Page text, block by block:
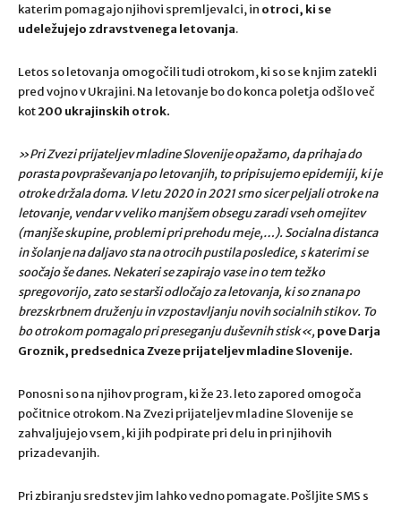
katerim pomagajo njihovi spremljevalci, in otroci, ki se
udeležujejo zdravstvenega letovanja.
Letos so letovanja omogočili tudi otrokom, ki so se k njim zatekli
pred vojno v Ukrajini. Na letovanje bo do konca poletja odšlo več
kot200 ukrajinskih otrok.
»Pri Zvezi prijateljev mladine Slovenije opažamo, da prihaja do
porasta povpraševanja po letovanjih, to pripisujemo epidemiji, ki je
otroke držala doma. V letu 2020 in 2021 smo sicer peljali otroke na
letovanje, vendar v veliko manjšem obsegu zaradi vseh omejitev
(manjše skupine, problemi pri prehodu meje,…). Socialna distanca
in šolanje na daljavo sta na otrocih pustila posledice, s katerimi se
soočajo še danes. Nekateri se zapirajo vase in o tem težko
spregovorijo, zato se starši odločajo za letovanja, ki so znana po
brezskrbnem druženju in vzpostavljanju novih socialnih stikov. To
bo otrokom pomagalo pri preseganju duševnih stisk«,pove Darja
Groznik, predsednica Zveze prijateljev mladine Slovenije.
Ponosni so na njihov program, ki že 23. leto zapored omogoča
počitnice otrokom. Na Zvezi prijateljev mladine Slovenije se
zahvaljujejo vsem, ki jih podpirate pri delu in pri njihovih
prizadevanjih.
Pri zbiranju sredstev jim lahko vedno pomagate. Pošljite SMS s